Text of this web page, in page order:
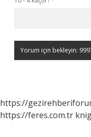
https://
https://feres.com.tr